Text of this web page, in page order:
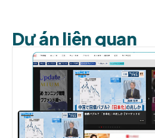
Dự án liên quan